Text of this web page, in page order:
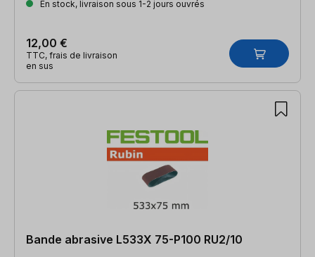
En stock, livraison sous 1-2 jours ouvrés
12,00 €
TTC, frais de livraison
en sus
Bande abrasive L533X 75-P100 RU2/10